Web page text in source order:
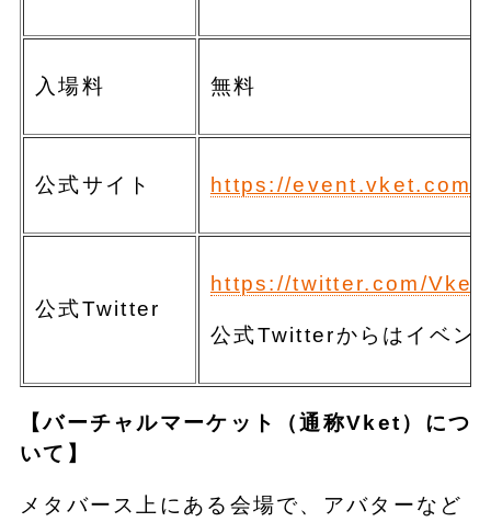
入場料 無料
公式サイト https://event.vket.com/
公式Twitter
https://twitter.com/
公式Twitterからはイベン
【バーチャルマーケット（通称Vket）につ
いて】
メタバース上にある会場で、アバターなど